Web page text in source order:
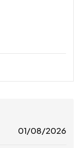
01/08/2026